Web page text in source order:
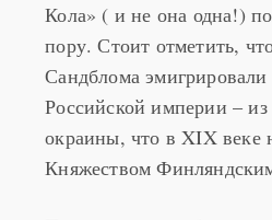
Кола» ( и не она одна!)
пору. Стоит отметить,
Сандблома
Российской империи –
окраины, что в XIX веке
Княжеством